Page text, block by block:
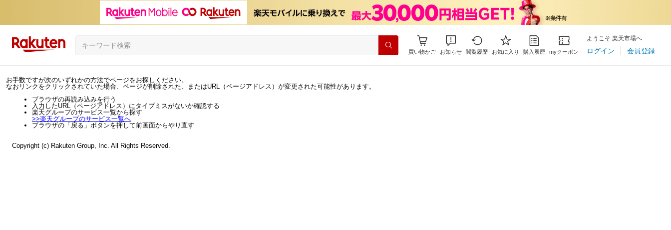
買い物かご お知らせ 閲覧履歴 お気に入り 購入履歴 myクーポン
ようこそ 楽天市場へ
ログイン 会員登録
お手数ですが次のいずれかの方法でページをお探しください。
なおリンクをクリックされていた場合、ページが削除された、またはURL（ページアドレス）が変更された可能性があります。
ブラウザの再読み込みを行う
入力したURL（ページアドレス）にタイプミスがないか確認する
楽天グループのサービス一覧から探す
>>楽天グループのサービス一覧へ
ブラウザの「戻る」ボタンを押して前画面からやり直す
Copyright (c) Rakuten Group, Inc. All Rights Reserved.